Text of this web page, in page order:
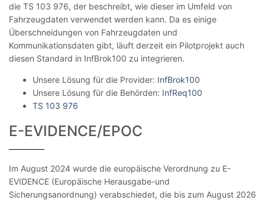
die TS 103 976, der beschreibt, wie dieser im Umfeld von
Fahrzeugdaten verwendet werden kann. Da es einige
Überschneidungen von Fahrzeugdaten und
Kommunikationsdaten gibt, läuft derzeit ein Pilotprojekt auch
diesen Standard in InfBrok100 zu integrieren.
Unsere Lösung für die Provider: InfBrok100
Unsere Lösung für die Behörden: InfReq100
TS 103 976
E-EVIDENCE/EPOC
Im August 2024 wurde die europäische Verordnung zu E-
EVIDENCE (Europäische Herausgabe-und
Sicherungsanordnung) verabschiedet, die bis zum August 2026